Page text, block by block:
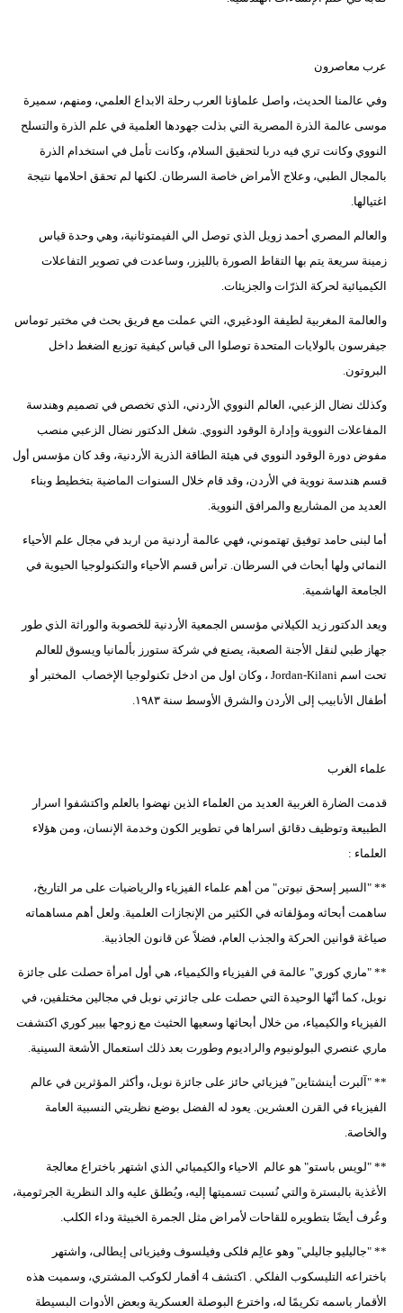
عرب معاصرون
وفي عالمنا الحديث، واصل علماؤنا العرب رحلة الابداع العلمي، ومنهم، سميرة
موسى عالمة الذرة المصرية التي بذلت جهودها العلمية في علم الذرة والتسلح
النووي وكانت تري فيه دربا لتحقيق السلام، وكانت تأمل في استخدام الذرة
بالمجال الطبي، وعلاج الأمراض خاصة السرطان. لكنها لم تحقق احلامها نتيجة
اغتيالها.
والعالم المصري أحمد زويل الذي توصل الي الفيمتوثانية، وهي وحدة قياس
زمينة سريعة يتم بها التقاط الصورة بالليزر، وساعدت في تصوير التفاعلات
الكيميائية لحركة الذرّات والجزيئات.
والعالمة المغربية لطيفة الودغيري، التي عملت مع فريق بحث في مختبر توماس
جيفرسون بالولايات المتحدة توصلوا الى قياس كيفية توزيع الضغط داخل
البروتون.
وكذلك نضال الزعبي، العالم النووي الأردني، الذي تخصص في تصميم وهندسة
المفاعلات النووية وإدارة الوقود النووي. شغل الدكتور نضال الزعبي منصب
مفوض دورة الوقود النووي في هيئة الطاقة الذرية الأردنية، وقد كان مؤسس أول
قسم هندسة نووية في الأردن، وقد قام خلال السنوات الماضية بتخطيط وبناء
العديد من المشاريع والمرافق النووية.
أما لبنى حامد توفيق تهتموني، فهي عالمة أردنية من اربد في مجال علم الأحياء
النمائي ولها أبحاث في السرطان. ترأس قسم الأحياء والتكنولوجيا الحيوية في
الجامعة الهاشمية.
ويعد الدكتور زيد الكيلاني مؤسس الجمعية الأردنية للخصوبة والوراثة الذي طور
جهاز طبي لنقل الأجنة الصعبة، يصنع في شركة ستورز بألمانيا ويسوق للعالم
تحت اسم Jordan-Kilani ، وكان اول من ادخل تكنولوجيا الإخصاب المختبر أو
أطفال الأنابيب إلى الأردن والشرق الأوسط سنة ١٩٨٣.
علماء الغرب
قدمت الضارة الغربية العديد من العلماء الذين نهضوا بالعلم واكتشفوا اسرار
الطبيعة وتوظيف دقائق اسراها في تطوير الكون وخدمة الإنسان، ومن هؤلاء
العلماء :
** "السير إسحق نيوتن" من أهم علماء الفيزياء والرياضيات على مر التاريخ،
ساهمت أبحاثه ومؤلفاته في الكثير من الإنجازات العلمية. ولعل أهم مساهماته
صياغة قوانين الحركة والجذب العام، فضلاً عن قانون الجاذبية.
** "ماري كوري" عالمة في الفيزياء والكيمياء، هي أول امرأة حصلت على جائزة
نوبل، كما أنّها الوحيدة التي حصلت على جائزتي نوبل في مجالين مختلفين، في
الفيزياء والكيمياء، من خلال أبحاثها وسعيها الحثيث مع زوجها بيير كوري اكتشفت
ماري عنصري البولونيوم والراديوم وطورت بعد ذلك استعمال الأشعة السينية.
** "آلبرت أينشتاين" فيزيائي حائز على جائزة نوبل، وأكثر المؤثرين في عالم
الفيزياء في القرن العشرين. يعود له الفضل بوضع نظريتي النسبية العامة
والخاصة.
** "لويس باستو" هو عالم الاحياء والكيميائي الذي اشتهر باختراع معالجة
الأغذية بالبسترة والتي نُسبت تسميتها إليه، ويُطلق عليه والد النظرية الجرثومية،
وعُرف أيضًا بتطويره للقاحات لأمراض مثل الجمرة الخبيثة وداء الكلب.
** "جاليليو جاليلي" وهو عالِم فلكى وفيلسوف وفيزيائى إيطالى، واشتهر
باختراعه التليسكوب الفلكي . اكتشف 4 أقمار لكوكب المشتري، وسميت هذه
الأقمار باسمه تكريمًا له، واخترع البوصلة العسكرية وبعض الأدوات البسيطة